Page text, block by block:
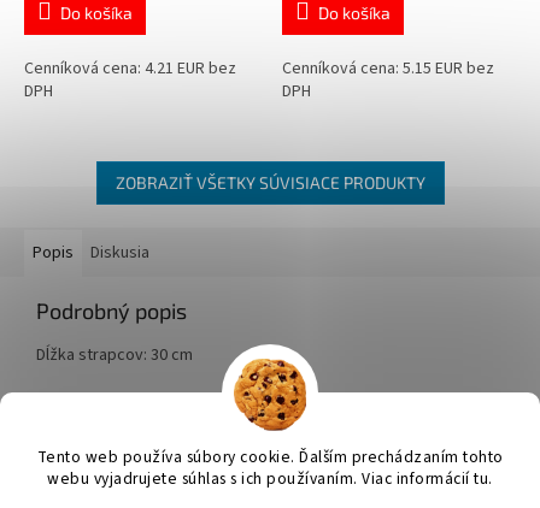
Tento web používa súbory cookie. Ďalším prechádzaním tohto
webu vyjadrujete súhlas s ich používaním. Viac informácií tu.
Do košíka
Cenníková cena: 4.21 EUR bez
DPH
Do košíka
Cenníková cena: 5.15 EUR bez
DPH
ZOBRAZIŤ VŠETKY SÚVISIACE PRODUKTY
Popis Diskusia
Podrobný popis
Dĺžka strapcov: 30 cm
Vytvoril Shoptet